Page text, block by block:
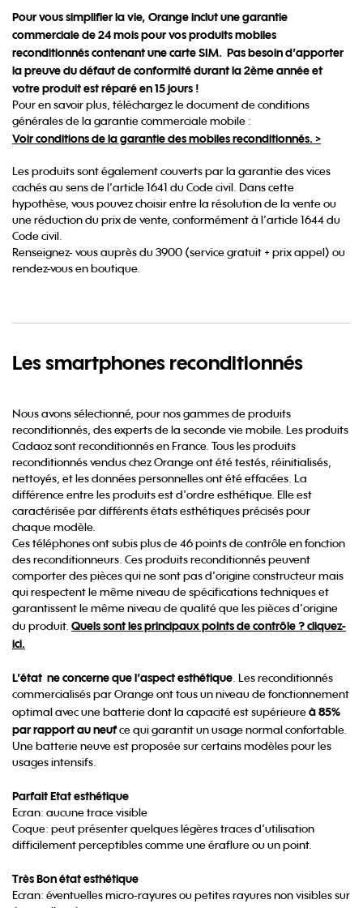
Pour vous simplifier la vie, Orange inclut une garantie
commerciale de 24 mois pour vos produits mobiles
reconditionnés contenant une carte SIM. Pas besoin d’apporter
la preuve du défaut de conformité​ durant la 2ème année et
votre produit est réparé en 15 jours !
Pour en savoir plus, téléchargez le document de conditions
générales de la garantie commerciale mobile : ​
Voir conditions de la garantie des mobiles reconditionnés. >
Les produits sont également couverts par la garantie des vices
cachés au sens de l’article 1641 du Code civil. Dans cette
hypothèse, vous pouvez choisir entre la résolution de la vente ou
une réduction du prix de vente, conformément à l’article 1644 du
Code civil.​
Renseignez- vous auprès du 3900 (service gratuit + prix appel) ou
rendez-vous en boutique.
Lessmartphones reconditionnés
Nous avons sélectionné, pour nos gammes de produits
reconditionnés, des experts de la seconde vie mobile. Les produits
Cadaoz sont reconditionnés en France. Tous les produits
reconditionnés vendus chez Orange ont été testés, réinitialisés,
nettoyés, et les données personnelles ont été effacées. La
différence entre les produits est d'ordre esthétique. Elle est
caractérisée par différents états esthétiques précisés pour
chaque modèle.
Ces téléphones ont subis plus de 46 points de contrôle en fonction
des reconditionneurs. Ces produits reconditionnés peuvent
comporter des pièces qui ne sont pas d’origine constructeur mais
qui respectent le même niveau de spécifications techniques et
garantissent le même niveau de qualité que les pièces d’origine
du produit. Quels sont les principaux points de contrôle ? cliquez-
ici.
L’état ne concerne que l’aspect esthétique . Les reconditionnés
commercialisés par Orange ont tous un niveau de fonctionnement
optimal avec une batterie dont la capacité est supérieure à 85%
par rapport au neufce qui garantit un usage normal confortable.
Une batterie neuve est proposée sur certains modèles pour les
usages intensifs.
Parfait Etat esthétique
Ecran: aucune trace visible
Coque: peut présenter quelques légères traces d’utilisation
difficilement perceptibles comme une éraflure ou un point.
Très Bon état esthétique
Ecran: éventuelles micro-rayures ou petites rayures non visibles sur